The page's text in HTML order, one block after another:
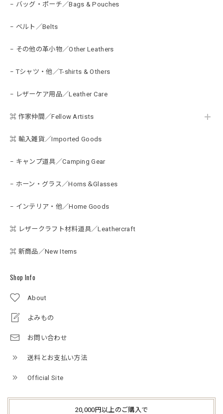
− バッグ・ポーチ／Bags & Pouches
− ベルト／Belts
− その他の革小物／Other Leathers
− Tシャツ・他／T-shirts & Others
− レザーケア用品／Leather Care
⌘ 作家仲間／Fellow Artists
⌘ 輸入雑貨／Imported Goods
− キャンプ道具／Camping Gear
− ホーン・グラス／Horns＆Glasses
− インテリア・他／Home Goods
⌘ レザークラフト材料道具／Leathercraft
⌘ 新商品／New Items
Shop Info
About
よみもの
お問い合わせ
送料とお支払い方法
Official Site
20,000円以上のご購入で